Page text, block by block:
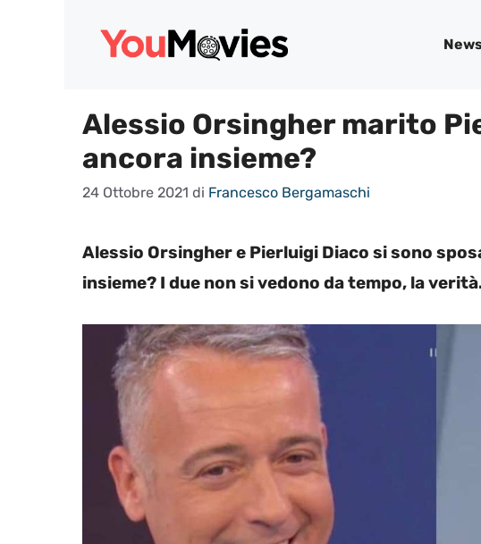
Alessio Orsingher marito
ancora insieme?
24 Ottobre 2021 di Francesco Bergamaschi
Alessio Orsingher e Pierluigi Diaco si sono
insieme? I due non si vedono da tempo, la